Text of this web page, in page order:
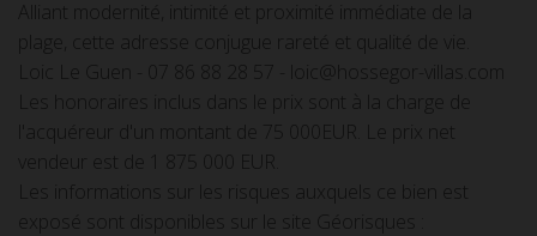
Alliant modernité, intimité et proximité immédiate de la
plage, cette adresse conjugue rareté et qualité de vie.
Loic Le Guen - 07 86 88 28 57 - loic@hossegor-villas.com
Les honoraires inclus dans le prix sont à la charge de
l'acquéreur d'un montant de 75 000EUR. Le prix net
vendeur est de 1 875 000 EUR.
Les informations sur les risques auxquels ce bien est
exposé sont disponibles sur le site Géorisques :